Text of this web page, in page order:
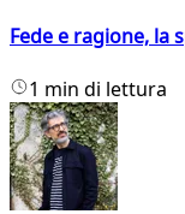
Fede e ragione, la
1 min di lettura